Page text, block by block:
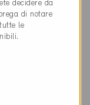
decidere da
di notare
le